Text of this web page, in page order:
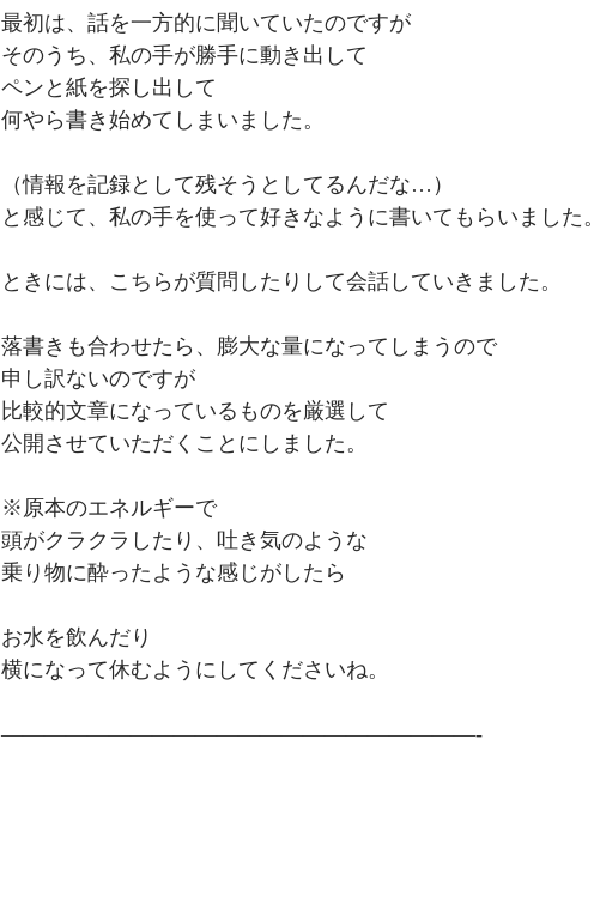
最初は、話を一方的に聞いていたのですが
そのうち、私の手が勝手に動き出して
ペンと紙を探し出して
何やら書き始めてしまいました。
（情報を記録として残そうとしてるんだな…）
と感じて、私の手を使って好きなように書いてもらいました。
ときには、こちらが質問したりして会話していきました。
落書きも合わせたら、膨大な量になってしまうので
申し訳ないのですが
比較的文章になっているものを厳選して
公開させていただくことにしました。
※原本のエネルギーで
頭がクラクラしたり、吐き気のような
乗り物に酔ったような感じがしたら
お水を飲んだり
横になって休むようにしてくださいね。
——————————————————————-